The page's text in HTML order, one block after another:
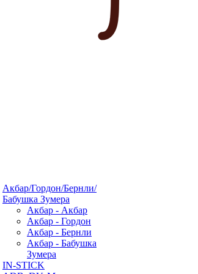
Акбар/Гордон/Бернли/
Бабушка Зумера
Акбар - Акбар
Акбар - Гордон
Акбар - Бернли
Акбар - Бабушка
Зумера
IN-STICK